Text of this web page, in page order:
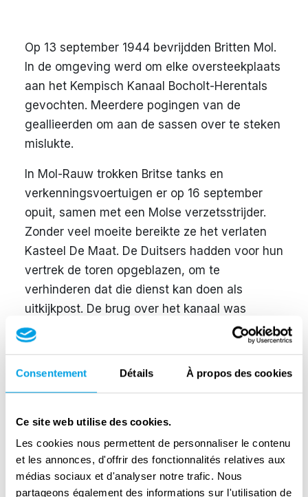
Consentement Détails À propos des cookies
Ce site web utilise des cookies.
Les cookies nous permettent de personnaliser le contenu
et les annonces, d'offrir des fonctionnalités relatives aux
médias sociaux et d'analyser notre trafic. Nous
partageons également des informations sur l'utilisation de
Op 13 september 1944 bevrijdden Britten Mol.
In de omgeving werd om elke oversteekplaats
aan het Kempisch Kanaal Bocholt-Herentals
gevochten. Meerdere pogingen van de
geallieerden om aan de sassen over te steken
mislukte.
In Mol-Rauw trokken Britse tanks en
verkenningsvoertuigen er op 16 september
opuit, samen met een Molse verzetsstrijder.
Zonder veel moeite bereikte ze het verlaten
Kasteel De Maat. De Duitsers hadden voor hun
vertrek de toren opgeblazen, om te
verhinderen dat die dienst kan doen als
uitkijkpost. De brug over het kanaal was
vernield en de Duitsers aan de overkant
namen de verkenners onder vuur. Dat maakte
een oversteek ook hier onmogelijk.
Op 18 september namen generaal von der
Heydte en zijn staf hun intrek in de abdij van
staan kanonnen opgesteld. Schuren
veranderen in munitiedepots. De Britse
artillerie bestookt de abdij vanuit Sas 3, Bladel